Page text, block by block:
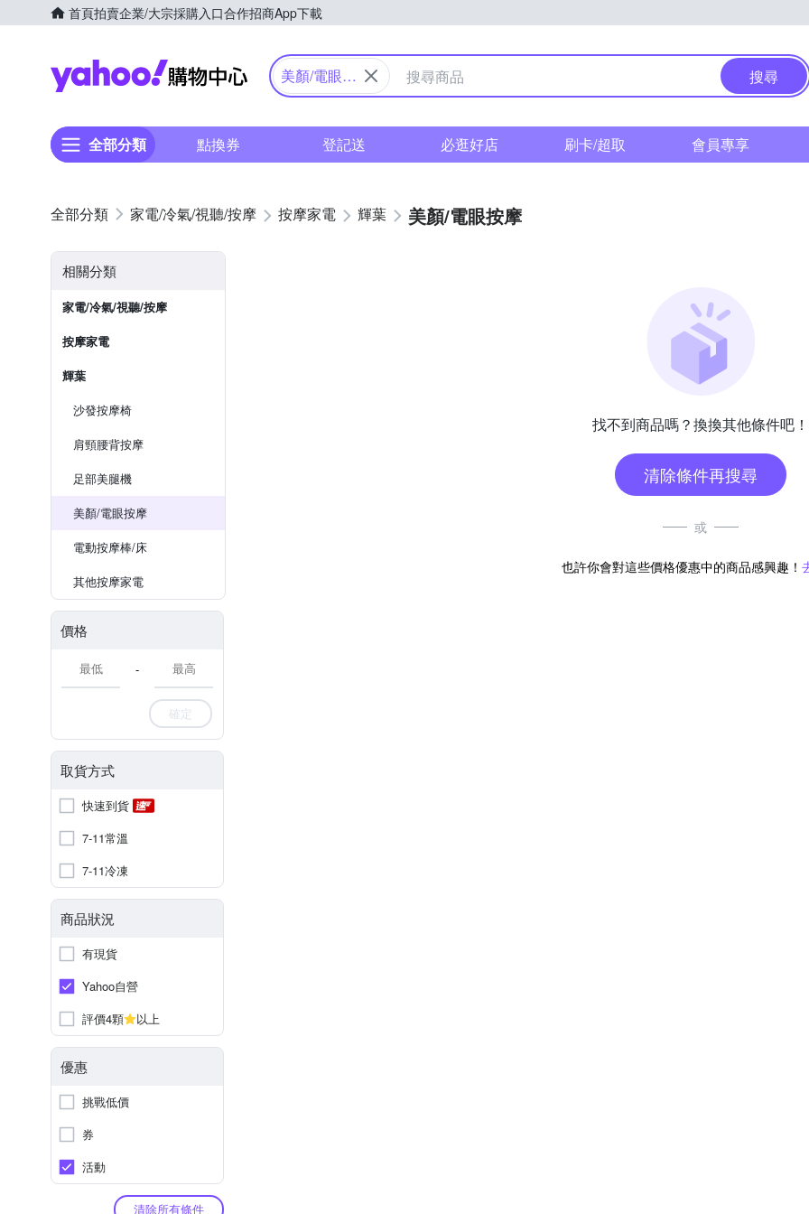
首頁拍賣企業/大宗採購入口合作招商App下載
Yahoo購物中心
美顏/電眼按
搜尋
全部分類 點換券 登記送 必逛好店 刷卡/超取 會員專享
家電/冷氣/視聽/按摩 按摩家電 輝葉 美顏/電眼按摩
相關分類
家電/冷氣/視聽/按摩
按摩家電
輝葉
沙發按摩椅
肩頸腰背按摩
足部美腿機
美顏/電眼按摩
電動按摩棒/床
其他按摩家電
價格
-
確定
取貨方式
快速到貨
7-11常溫
7-11冷凍
商品狀況
有現貨
Yahoo自營
評價4顆
以上
優惠
挑戰低價
券
活動
清除所有條件
找不到商品嗎？換換其他條件吧！
清除條件再搜尋
或
也許你會對這些價格優惠中的商品感興趣！